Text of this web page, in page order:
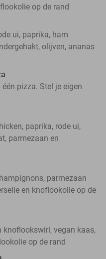
op de rand
ui, paprika, ham
olijven, ananas
pizza. Stel je eigen
paprika, rode ui,
parmezaan en
parmezaan
en knoflookolie op de
knoflookswirl, vegan kaas,
op de rand